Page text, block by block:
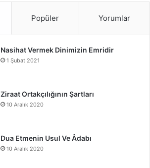
b
o
u
e
a
r
Popüler Yorumlar
Nasihat Vermek Dinimizin Emridir
1 Şubat 2021
Ziraat Ortakçılığının Şartları
10 Aralık 2020
Dua Etmenin Usul Ve Âdabı
10 Aralık 2020